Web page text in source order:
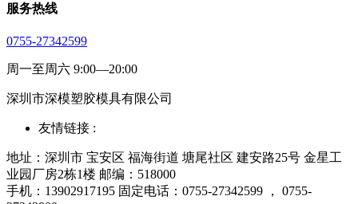
服务热线
0755-27342599
周一至周六 9:00—20:00
深圳市深模塑胶模具有限公司
友情链接 :
地址：深圳市 宝安区 福海街道 塘尾社区 建安路25号 金星工
业园厂房2栋1楼 邮编：518000
手机：13902917195 固定电话：0755-27342599 ， 0755-